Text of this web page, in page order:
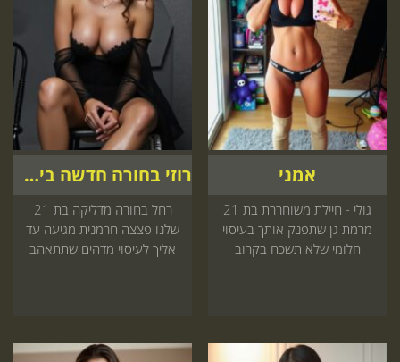
אמני
גולי - חיילת משוחררת בת 21
מרמת גן שתפנק אותך בעיסוי
חלומי שלא תשכח בקרוב
רוזי בחורה חדשה בישראל
רחל בחורה מדליקה בת 21
שלנו פצצה חרמנית מגיעה עד
אליך לעיסוי מדהים שתתאהב